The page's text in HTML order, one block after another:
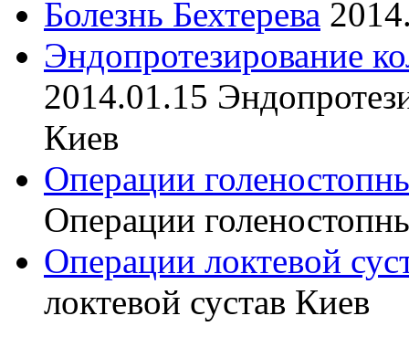
Болезнь Бехтерева
Эндопротезирование
2014.01.15
Киев
Операции
Операции
Операции локтевой
локтевой сустав Киев